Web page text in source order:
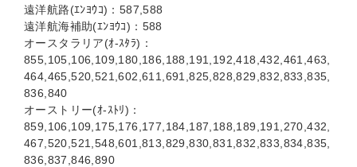
遠洋航路(ｴﾝﾖｳｺ)：587,588
遠洋航海補助(ｴﾝﾖｳｺ)：588
オースタラリア(ｵ-ｽﾀﾗ)：
855,105,106,109,180,186,188,191,192,418,432,461,463,
464,465,520,521,602,611,691,825,828,829,832,833,835,
836,840
オーストリー(ｵ-ｽﾄﾘ)：
859,106,109,175,176,177,184,187,188,189,191,270,432,
467,520,521,548,601,813,829,830,831,832,833,834,835,
836,837,846,890